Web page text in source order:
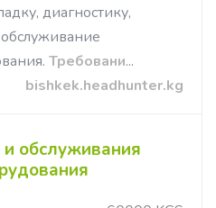
диагностику,
Требовани...
bishkek.headhunter.kg
обслуживания